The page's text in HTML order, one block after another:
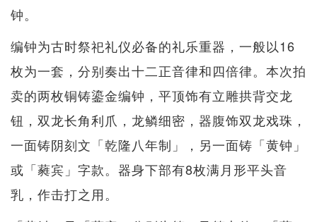
钟。
编钟为古时祭祀礼仪必备的礼乐重器，一般以16
枚为一套，分别奏出十二正音律和四倍律。本次拍
卖的两枚铜铸鎏金编钟，平顶饰有立雕拱背交龙
钮，双龙长角利爪，龙鳞细密，器腹饰双龙戏珠，
一面铸阴刻文「乾隆八年制」，另一面铸「黄钟」
或「蕤宾」字款。器身下部有8枚满月形平头音
乳，作击打之用。